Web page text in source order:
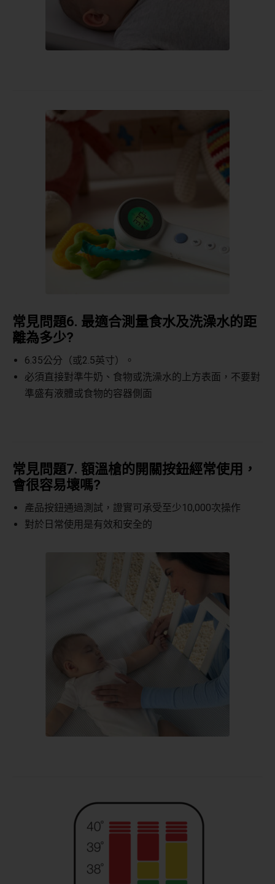
常見問題6. 最適合測量食水及洗澡水的距
離為多少?
6.35公分（或2.5英寸）。
必須直接對準牛奶、食物或洗澡水的上方表面，不要對
準盛有液體或食物的容器側面
常見問題7. 額溫槍的開關按鈕經常使用，
會很容易壞嗎?
產品按鈕通過測試，證實可承受至少10,000次操作
對於日常使用是有效和安全的